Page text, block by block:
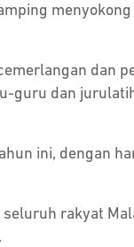
dan
guru dan
ini, dengan
rakyat